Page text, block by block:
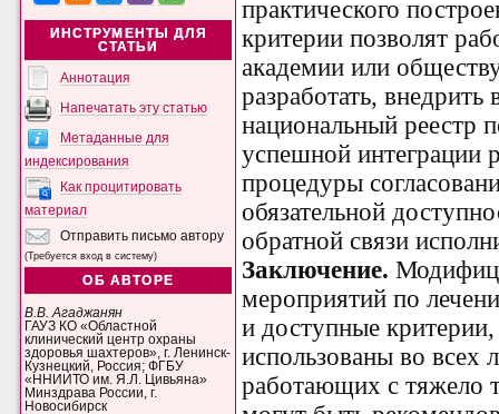
ИНСТРУМЕНТЫ ДЛЯ
СТАТЬИ
Аннотация
Напечатать эту статью
Метаданные для
индексирования
Как процитировать
материал
Отправить письмо автору
(Требуется вход в систему)
ОБ АВТОРЕ
В.В. Агаджанян
ГАУЗ КО «Областной
клинический центр охраны
здоровья шахтеров», г. Ленинск-
Кузнецкий, Россия; ФГБУ
«ННИИТО им. Я.Л. Цивьяна»
Минздрава России, г.
Новосибирск
практического
критерии позволят
академии или
разработать,
национальный реестр
успешной интеграции
процедуры
обязательной
обратной связи
Заключение.
мероприятий по
и доступные
использованы во всех
работающих с тяжело